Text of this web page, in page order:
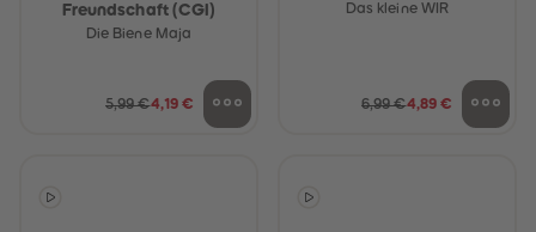
Freundschaft (CGI)
Die Biene Maja
5,99 €4,19 €
Das kleine WIR
6,99 €4,89 €